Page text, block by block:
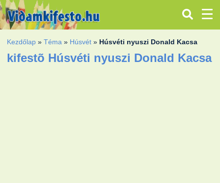
Kezdőlap »Téma » Húsvét » Húsvéti nyuszi Donald Kacsa
kifestõ Húsvéti nyuszi Donald Kacsa